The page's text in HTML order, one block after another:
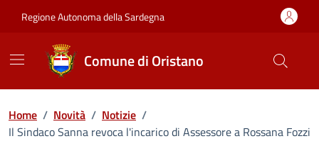
Regione Autonoma della Sardegna
Comune di Oristano
Home / Novità / Notizie /
Il Sindaco Sanna revoca l'incarico di Assessore a Rossana Fozzi